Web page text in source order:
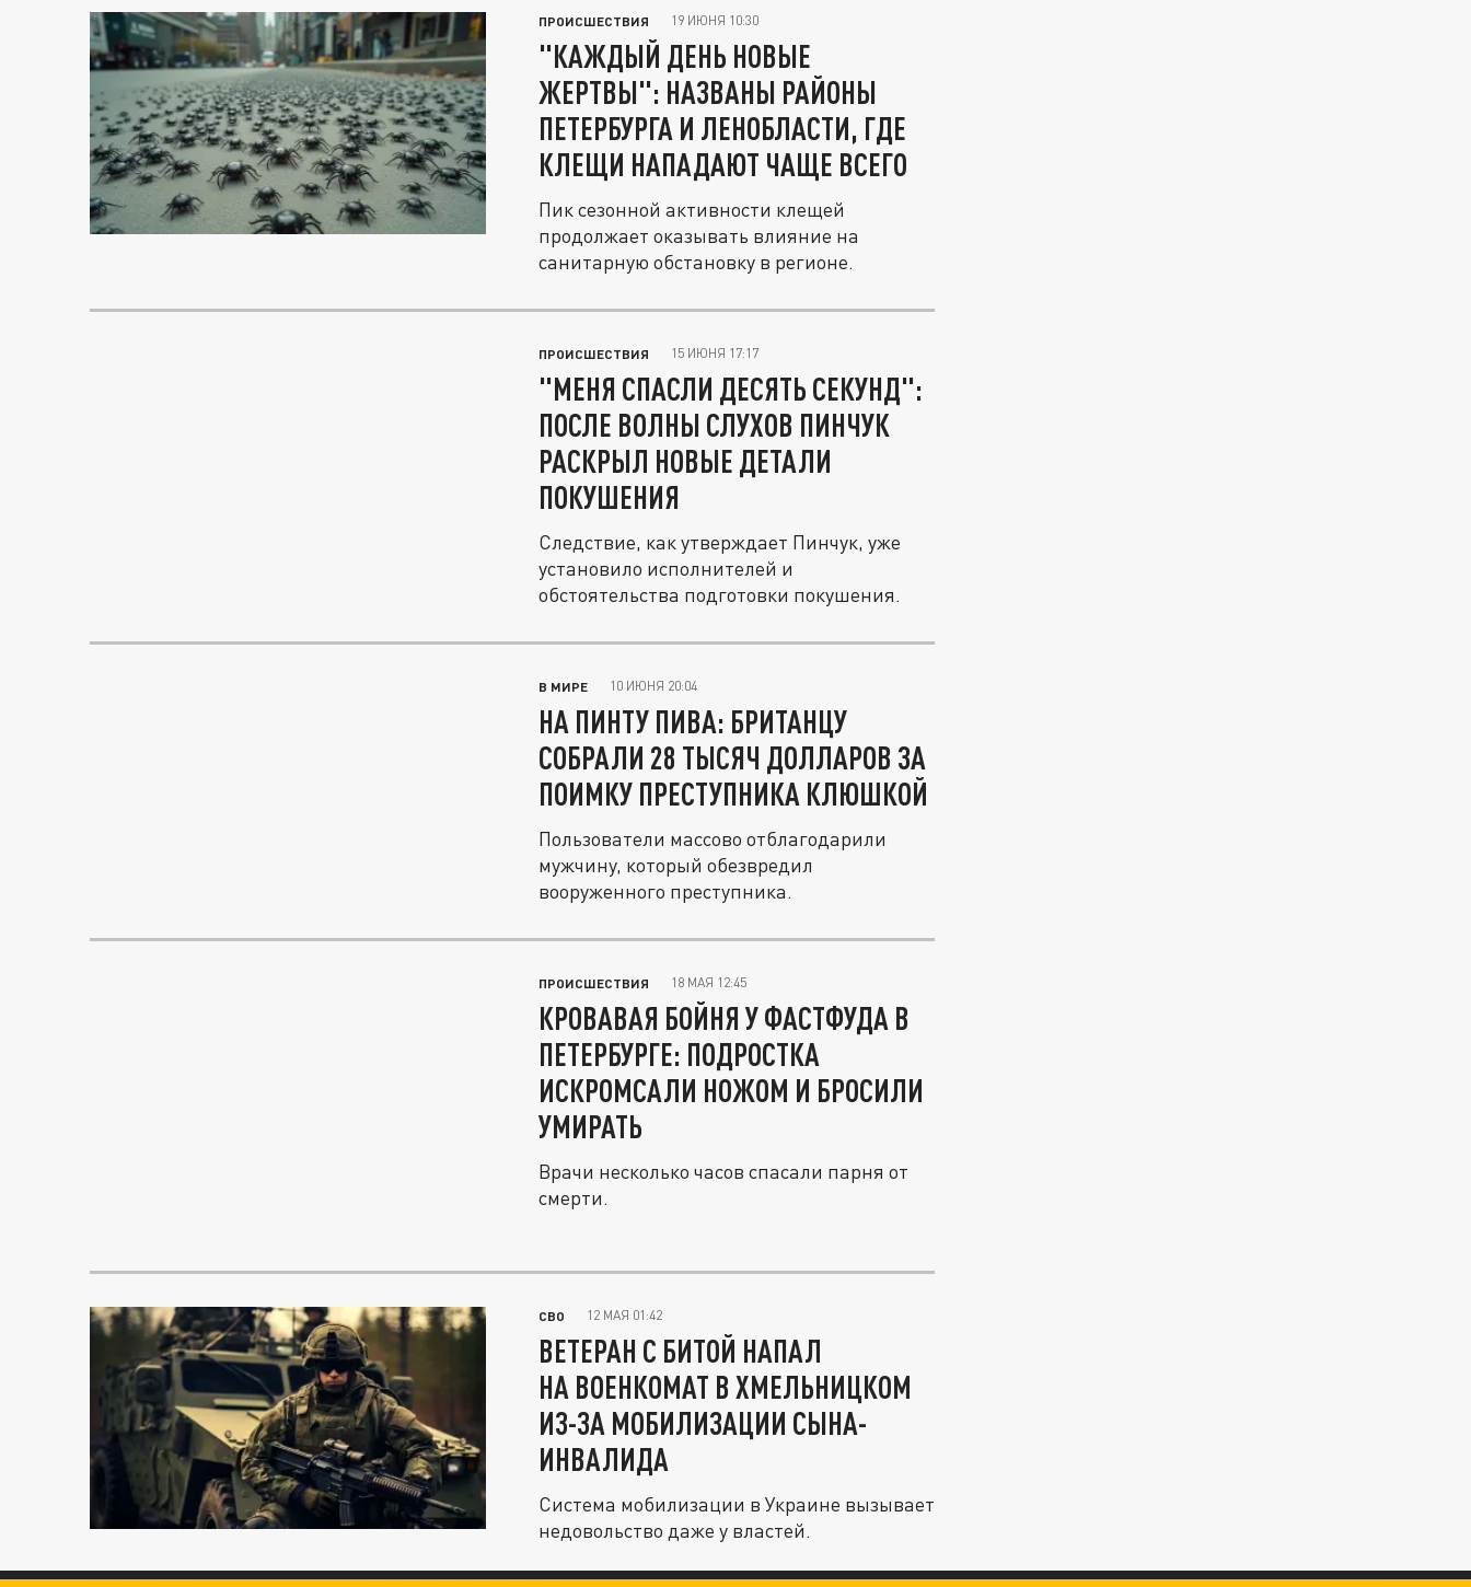
ПРОИСШЕСТВИЯ 19 ИЮНЯ 10:30
"КАЖДЫЙ ДЕНЬ НОВЫЕ
ЖЕРТВЫ": НАЗВАНЫ РАЙОНЫ
ПЕТЕРБУРГА И ЛЕНОБЛАСТИ, ГДЕ
КЛЕЩИ НАПАДАЮТ ЧАЩЕ ВСЕГО
Пик сезонной активности клещей
продолжает оказывать влияние на
санитарную обстановку в регионе.
ПРОИСШЕСТВИЯ 15 ИЮНЯ 17:17
"МЕНЯ СПАСЛИ ДЕСЯТЬ СЕКУНД":
ПОСЛЕ ВОЛНЫ СЛУХОВ ПИНЧУК
РАСКРЫЛ НОВЫЕ ДЕТАЛИ
ПОКУШЕНИЯ
Следствие, как утверждает Пинчук, уже
установило исполнителей и
обстоятельства подготовки покушения.
В МИРЕ 10 ИЮНЯ 20:04
НА ПИНТУ ПИВА: БРИТАНЦУ
СОБРАЛИ 28 ТЫСЯЧ ДОЛЛАРОВ ЗА
ПОИМКУ ПРЕСТУПНИКА КЛЮШКОЙ
Пользователи массово отблагодарили
мужчину, который обезвредил
вооруженного преступника.
ПРОИСШЕСТВИЯ 18 МАЯ 12:45
КРОВАВАЯ БОЙНЯ У ФАСТФУДА В
ПЕТЕРБУРГЕ: ПОДРОСТКА
ИСКРОМСАЛИ НОЖОМ И БРОСИЛИ
УМИРАТЬ
Врачи несколько часов спасали парня от
смерти.
СВО 12 МАЯ 01:42
ВЕТЕРАН С БИТОЙ НАПАЛ
НА ВОЕНКОМАТ В ХМЕЛЬНИЦКОМ
ИЗ-ЗА МОБИЛИЗАЦИИ СЫНА-
ИНВАЛИДА
Система мобилизации в Украине вызывает
недовольство даже у властей.